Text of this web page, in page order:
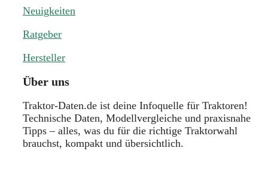
Neuigkeiten
Ratgeber
Hersteller
Über uns
Traktor-Daten.de ist deine Infoquelle für Traktoren!
Technische Daten, Modellvergleiche und praxisnahe
Tipps – alles, was du für die richtige Traktorwahl
brauchst, kompakt und übersichtlich.